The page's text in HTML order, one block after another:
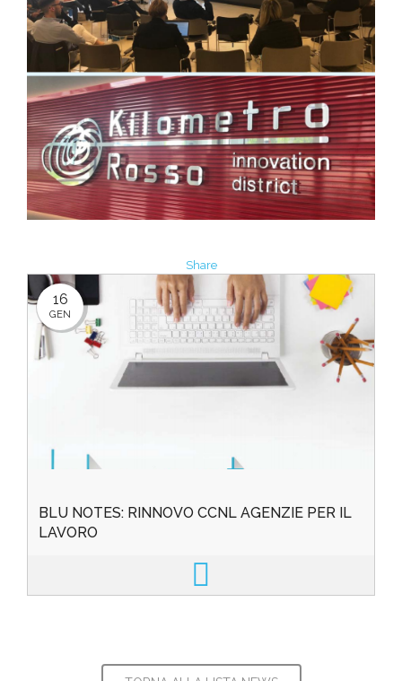
Share
16
GEN
BLU NOTES: RINNOVO CCNL AGENZIE PER IL
LAVORO
Per visualizzare il Blu Notes cliccare qui...